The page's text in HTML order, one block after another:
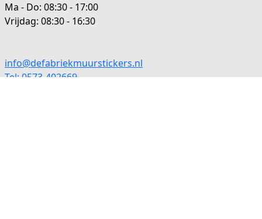
Ma - Do: 08:30 - 17:00
Vrijdag: 08:30 - 16:30
info@defabriekmuurstickers.nl
Tel: 0573-402669